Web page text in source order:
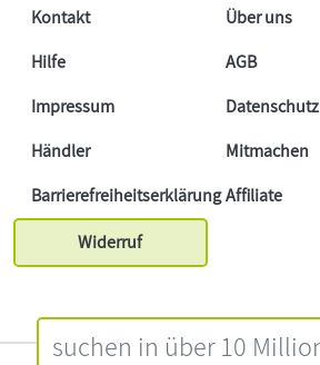
Kontakt
Über uns
Hilfe
AGB
Impressum
Datenschutz
Händler
Mitmachen
BarrierefreiheitserklärungAffiliate
Widerruf